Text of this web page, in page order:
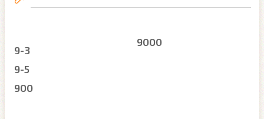
9-3
9-5
900
9000